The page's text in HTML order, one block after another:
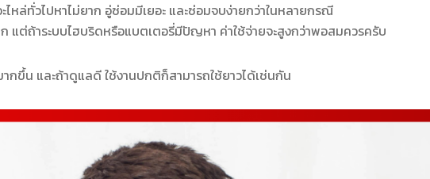
หล่ทั่วไปหาไม่ยาก อู่ซ่อมมีเยอะ และซ่อมจบง่ายกว่าในหลายกรณี
ก แต่ถ้าระบบไฮบริดหรือแบตเตอรี่มีปัญหา ค่าใช้จ่ายจะสูงกว่าพอสมควรครับ
กขึ้น และถ้าดูแลดี ใช้งานปกติก็สามารถใช้ยาวได้เช่นกัน